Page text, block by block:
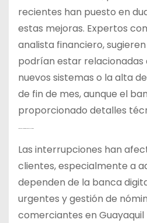
recientes han puesto en
estas mejoras. Expertos
analista financiero,
podrían estar relacionadas
nuevos sistemas o la alta
de fin de mes, aunque el
proporcionado detalles
Las interrupciones han
clientes, especialmente a
dependen de la banca
urgentes y gestión de
comerciantes en